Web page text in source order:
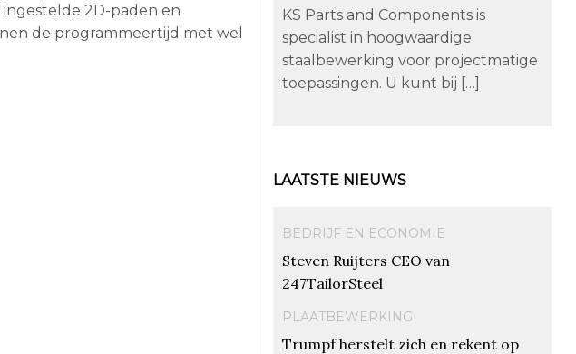
2D-paden en
de programmeertijd met wel
KS Parts and Components is
specialist in hoogwaardige
staalbewerking voor projectmatige
toepassingen. U kunt bij […]
LAATSTE NIEUWS
BEDRIJF EN ECONOMIE
Steven Ruijters CEO van
247TailorSteel
PLAATBEWERKING
Trumpf herstelt zich en rekent op